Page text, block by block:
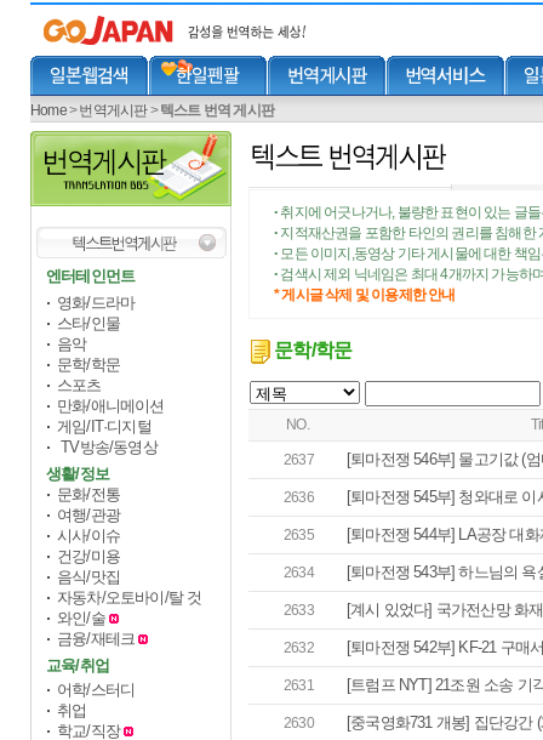
Home>번역게시판>텍스트 번역 게시판
엔터테인먼트
영화/드라마
스타/인물
음악
문학/학문
스포츠
만화/애니메이션
게임/IT·디지털
TV방송/동영상
생활/정보
문화/전통
여행/관광
시사/이슈
건강/미용
음식/맛집
자동차/오토바이/탈 것
와인/술
금융/재테크
교육/취업
어학/스터디
취업
학교/직장
• 취지에 어긋나거나, 불량한 표현이 있는 글
• 지적재산권을 포함한 타인의 권리를 침해한
• 모든 이미지,동영상 기타 게시물에 대한 책
• 검색시 제외 닉네임은 최대 4개까지 가능하
* 게시글 삭제 및 이용제한 안내
문학/학문
NO.
2637 [퇴마전쟁 546부] 물고기값 (
2636 [퇴마전쟁 545부] 청와대로 이
2635 [퇴마전쟁 544부] LA공장 대
2634 [퇴마전쟁 543부] 하느님의 욕
2633 [계시 있었다] 국가전산망 화
2632 [퇴마전쟁 542부] KF-21 구매
2631 [트럼프 NYT] 21조원 소송 기
2630 [중국영화731 개봉] 집단강간